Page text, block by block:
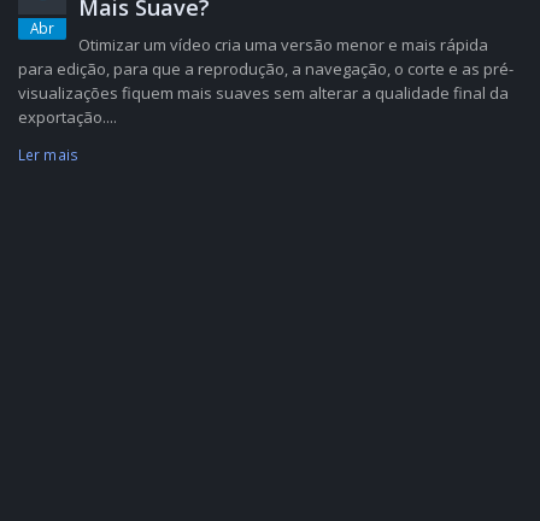
Abr
Mais Suave?
Otimizar um vídeo cria uma versão menor e mais rápida
para edição, para que a reprodução, a navegação, o corte e as pré-
visualizações fiquem mais suaves sem alterar a qualidade final da
exportação....
Ler mais